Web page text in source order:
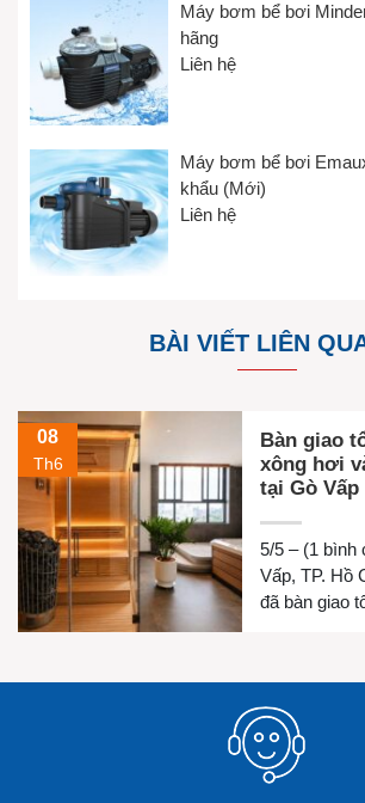
Máy bơm bể bơi
hãng
Liên hệ
Máy bơm bể bơi
khẩu (Mới)
Liên hệ
BÀI VIẾT LIÊN
08
Th6
Bàn giao
xông hơi
tại Gò Vấp
5/5 – (1 bình
Vấp, TP. Hồ
đã bàn giao
đình chị
được thiết kế
mang đến
riêng tư,
và […]